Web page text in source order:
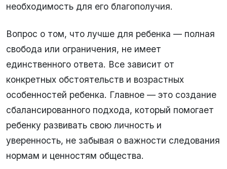
необходимость для его благополучия.
Вопрос о том, что лучше для ребенка — полная
свобода или ограничения, не имеет
единственного ответа. Все зависит от
конкретных обстоятельств и возрастных
особенностей ребенка. Главное — это создание
сбалансированного подхода, который помогает
ребенку развивать свою личность и
уверенность, не забывая о важности следования
нормам и ценностям общества.